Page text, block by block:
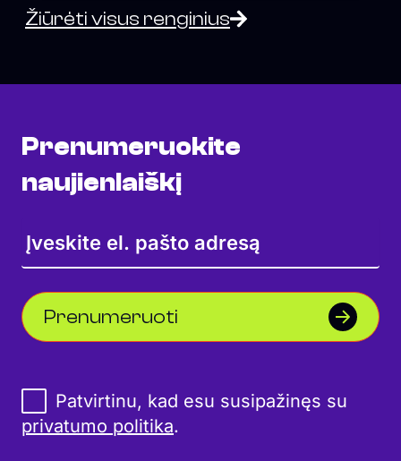
Žiūrėti visus renginius
Prenumeruokite
naujienlaiškį
Prenumeruoti
Patvirtinu, kad esu susipažinęs su
privatumo politika.